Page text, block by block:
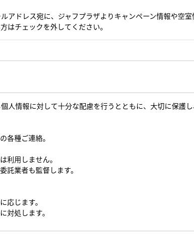
アドレス宛に、ジャフプラザよりキャンペーン情報や空
はチェックを外してください。
人情報に対して十分な配慮を行うとともに、大切に保護
各種ご連絡。
利用しません。
託業者も監督します。
応じます。
対処します。